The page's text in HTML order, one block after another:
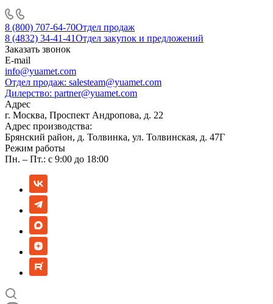
8 (800) 707-64-70Отдел продаж
8 (4832) 34-41-41Отдел закупок и предложений
Заказать звонок
E-mail
info@yuamet.com
Отдел продаж: salesteam@yuamet.com
Дилерство: partner@yuamet.com
Адрес
г. Москва, Проспект Андропова, д. 22
Адрес производства:
Брянский район, д. Толвинка, ул. Толвинская, д. 47Г
Режим работы
Пн. – Пт.: с 9:00 до 18:00